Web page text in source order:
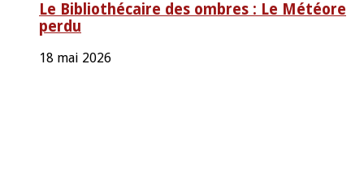
Le Bibliothécaire des ombres : Le Météore
perdu
18 mai 2026